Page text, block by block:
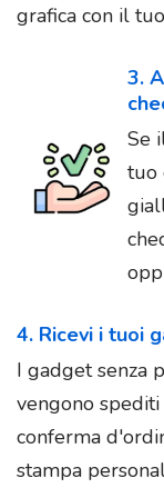
grafica con il
3.
Se
tuo
4. Ricevi i tuoi
I gadget senza
vengono
conferma
stampa